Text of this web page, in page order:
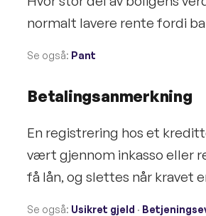
normalt lavere rente fordi
Se også: Pant
Betalingsanmerkning
En registrering hos et
vært gjennom inkasso eller
få lån, og slettes når kravet
Se også: Usikret gjeld ·